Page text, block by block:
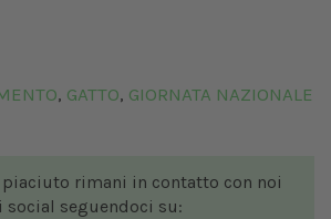
, GATTO, GIORNATA NAZIONALE
rimani in contatto con noi
seguendoci su: